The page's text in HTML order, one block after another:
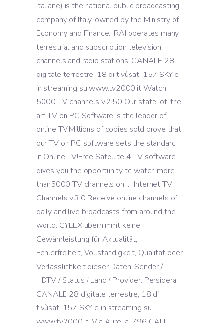
Italiane) is the national public broadcasting
company of Italy, owned by the Ministry of
Economy and Finance.. RAI operates many
terrestrial and subscription television
channels and radio stations. CANALE 28
digitale terrestre, 18 di tivùsat, 157 SKY e
in streaming su www.tv2000.it Watch
5000 TV channels v.2.50 Our state-of-the
art TV on PC Software is the leader of
online TV.Millions of copies sold prove that
our TV on PC software sets the standard
in Online TV!Free Satellite 4 TV software
gives you the opportunity to watch more
than5000 TV channels on ...; Internet TV
Channels v.3.0 Receive online channels of
daily and live broadcasts from around the
world. CYLEX übernimmt keine
Gewährleistung für Aktualität,
Fehlerfreiheit, Vollständigkeit, Qualität oder
Verlässlichkeit dieser Daten. Sender /
HDTV / Status / Land / Provider. Persidera .
CANALE 28 digitale terrestre, 18 di
tivùsat, 157 SKY e in streaming su